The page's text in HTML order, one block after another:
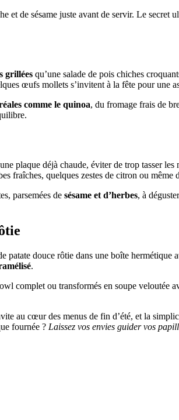
et de sésame juste avant de servir. Le secret
grillées qu’une salade de pois chiches
œufs mollets s’invitent à la fête pour une
comme le quinoa, du fromage frais de
plaque déjà chaude, éviter de trop tasser les
fraîches, quelques zestes de citron ou même
parsemées de sésame et d’herbes, à
douce rôtie dans une boîte
.
complet ou transformés en soupe
au cœur des menus de fin d’été, et la
fournée ? Laissez vos envies guider vos